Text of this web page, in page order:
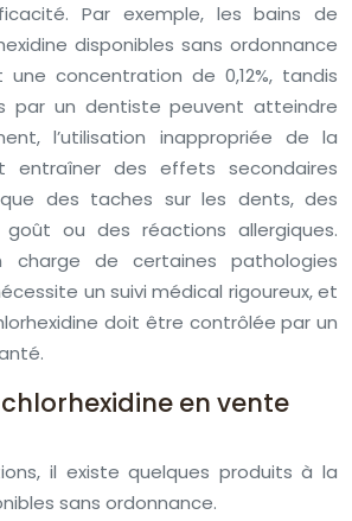
Par exemple, les bains de
disponibles sans ordonnance
concentration de 0,12%, tandis
par un dentiste peuvent atteindre
l’utilisation inappropriée de la
entraîner des effets secondaires
des taches sur les dents, des
ou des réactions allergiques.
charge de certaines pathologies
un suivi médical rigoureux, et
doit être contrôlée par un
en vente
il existe quelques produits à la
sans ordonnance.